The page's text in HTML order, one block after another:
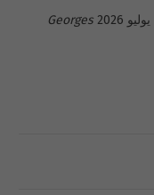
Georges